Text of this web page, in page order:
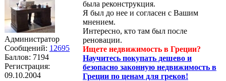
Администратор
Сообщений: 12695
Баллов: 7194
Регистрация:
09.10.2004
была реконструкция.
Я был до нее и согласен с Вашим
мнением.
Интересно, кто там был после
реновации.
Ищете недвижимость в Греции?
Научитесь покупать дешево и
безопасно законную недвижимость в
Греции по ценам для греков!